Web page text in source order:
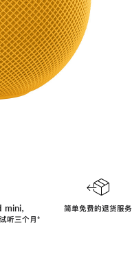
，
听三个月脚
⁺
简单免费的退货服务